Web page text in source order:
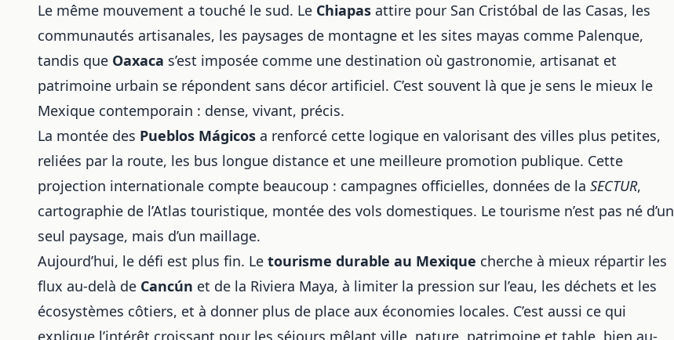
Le même mouvement a touché le sud. Le Chiapas attire pour San Cristóbal de las Casas, les
communautés artisanales, les paysages de montagne et les sites mayas comme Palenque,
tandis que Oaxaca s’est imposée comme une destination où gastronomie, artisanat et
patrimoine urbain se répondent sans décor artificiel. C’est souvent là que je sens le mieux le
Mexique contemporain : dense, vivant, précis.
La montée des Pueblos Mágicos a renforcé cette logique en valorisant des villes plus petites,
reliées par la route, les bus longue distance et une meilleure promotion publique. Cette
projection internationale compte beaucoup : campagnes officielles, données de la SECTUR,
cartographie de l’Atlas touristique, montée des vols domestiques. Le tourisme n’est pas né d’un
seul paysage, mais d’un maillage.
Aujourd’hui, le défi est plus fin. Le tourisme durable au Mexique cherche à mieux répartir les
flux au-delà de Cancún et de la Riviera Maya, à limiter la pression sur l’eau, les déchets et les
écosystèmes côtiers, et à donner plus de place aux économies locales. C’est aussi ce qui
explique l’intérêt croissant pour les séjours mêlant ville, nature, patrimoine et table, bien au-